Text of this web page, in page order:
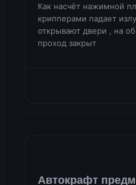
Как насчёт нажимной
крипперами падает
открывают двери , на
проход закрыт
Автокрафт